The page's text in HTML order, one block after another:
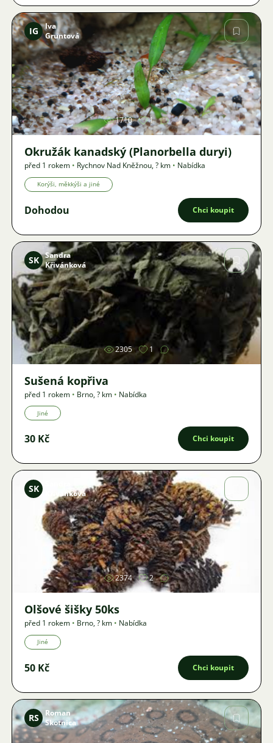
Obrázek
IG
Iva
Gruntová
1710 1
Okružák kanadský (Planorbella duryi)
před 1 rokem • Rychnov Nad Kněžnou,? km • Nabídka
Korýši, měkkýši a jiné
Dohodou Chci koupit
Obrázek
SK
Sandra
Křivánková
2305 1
Sušená kopřiva
před 1 rokem • Brno,? km • Nabídka
Jiné
30 Kč Chci koupit
Obrázek
SK
Křivánková
2374 2
Olšové šišky 50ks
před 1 rokem • Brno,? km • Nabídka
Jiné
50 Kč Chci koupit
RS
Roman
Skotnica